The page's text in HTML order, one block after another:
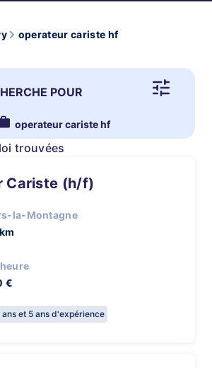
operateur cariste hf
POUR
operateur cariste hf
trouvées
Cariste (h/f)
la-Montagne
€
ans et 5 ans d'expérience